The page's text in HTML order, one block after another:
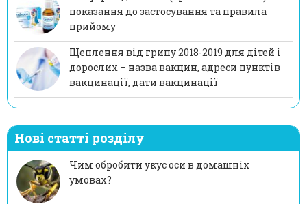
показання до застосування та правила
прийому
Щеплення від грипу 2018-2019 для дітей і
дорослих – назва вакцин, адреси пунктів
вакцинації, дати вакцинації
Нові статті розділу
Чим обробити укус оси в домашніх
умовах?